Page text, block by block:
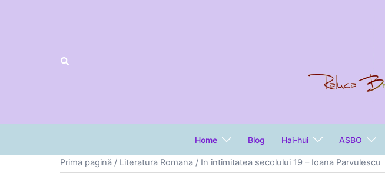
Home Blog Hai-hui ASBO
Prima pagină / Literatura Romana / In intimitatea secolului 19 – Ioana Parvulescu